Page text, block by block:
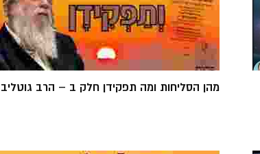
מהן הסליחות ומה תפקידן חלק ב – הרב גוטליב